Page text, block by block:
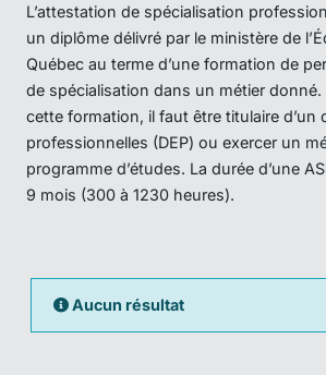
L’attestation de spécialisation
un diplôme délivré par le ministère de
Québec au terme d’une formation de
de spécialisation dans un métier donné.
cette formation, il faut être titulaire d’un
professionnelles (DEP) ou exercer un
programme d’études. La durée d’une
9 mois (300 à 1230 heures).
Aucun résultat